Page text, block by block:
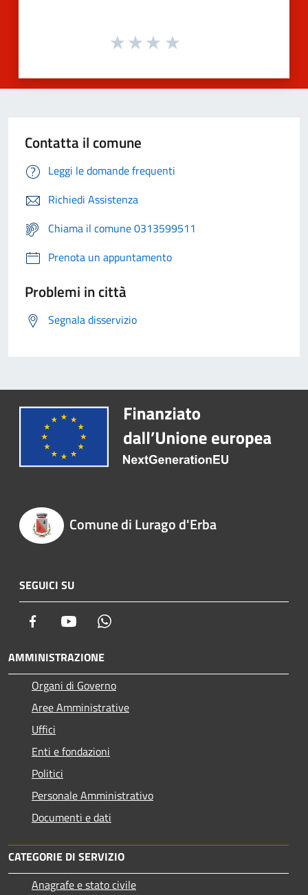
Contatta il comune
Leggi le domande frequenti
Richiedi Assistenza
Chiama il comune 0313599511
Prenota un appuntamento
Problemi in città
Segnala disservizio
Comune di Lurago d'Erba
SEGUICI SU
Facebook Youtube
AMMINISTRAZIONE
Organi di Governo
Aree Amministrative
Uffici
Enti e fondazioni
Politici
Personale Amministrativo
Documenti e dati
CATEGORIE DI SERVIZIO
Anagrafe e stato civile